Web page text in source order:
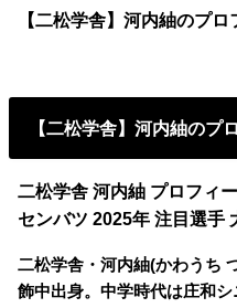
【二松学舎】河内紬のプ
【二松学舎】河内紬のプ
二松学舎 河内紬 プロフィ
センバツ 2025年 注目選手
二松学舎・河内紬(かわうち
飾中出身。中学時代は庄和